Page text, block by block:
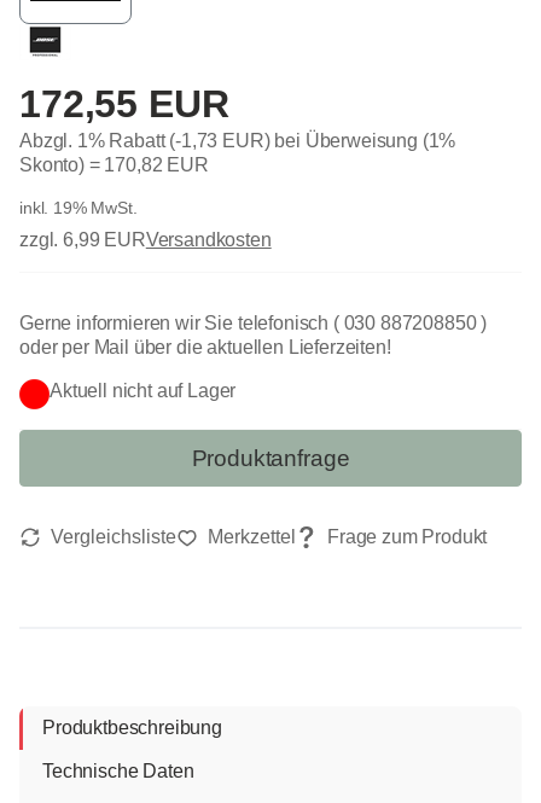
172,55 EUR
Abzgl. 1% Rabatt (-1,73 EUR) bei Überweisung (1%
Skonto) = 170,82 EUR
inkl. 19% MwSt.
zzgl. 6,99 EURVersandkosten
Aktuell nicht auf Lager
Gerne informieren wir Sie telefonisch ( 030 887208850 )
oder per Mail über die aktuellen Lieferzeiten!
Produktanfrage
Produktbeschreibung
Technische Daten